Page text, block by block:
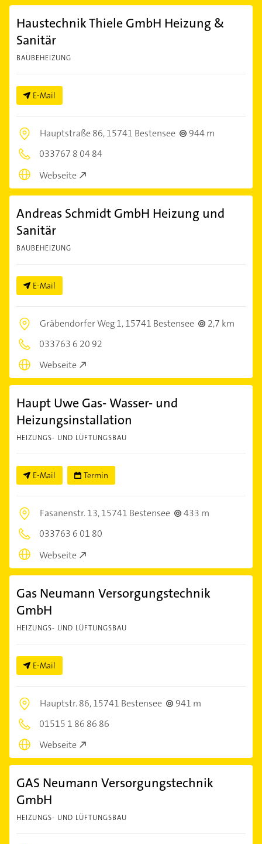
Haustechnik Thiele GmbH Heizung &
Sanitär
BAUBEHEIZUNG
E-Mail
Hauptstraße 86,15741 Bestensee
944 m
033767 8 04 84
Webseite
Andreas Schmidt GmbH Heizung und
Sanitär
BAUBEHEIZUNG
E-Mail
Gräbendorfer Weg 1,15741 Bestensee
2,7 km
033763 6 20 92
Webseite
Haupt Uwe Gas- Wasser- und
Heizungsinstallation
HEIZUNGS- UND LÜFTUNGSBAU
E-Mail Termin
Fasanenstr. 13,15741 Bestensee
433 m
033763 6 01 80
Webseite
Gas Neumann Versorgungstechnik
GmbH
HEIZUNGS- UND LÜFTUNGSBAU
E-Mail
Hauptstr. 86,15741 Bestensee
941 m
01515 1 86 86 86
Webseite
GAS Neumann Versorgungstechnik
GmbH
HEIZUNGS- UND LÜFTUNGSBAU